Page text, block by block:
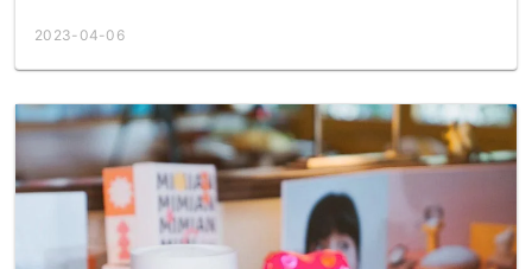
2023-04-06